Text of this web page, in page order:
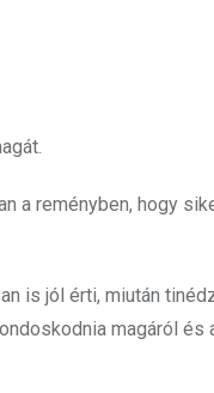
a reményben, hogy
is jól érti, miután
magáról és